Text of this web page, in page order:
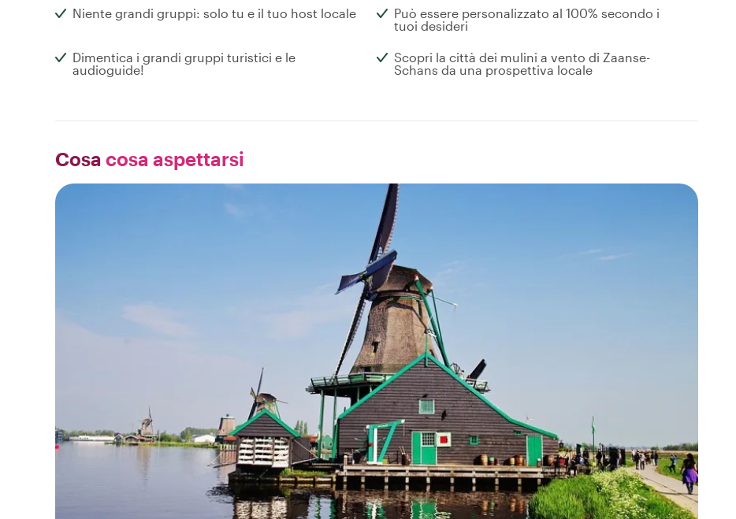
Niente grandi gruppi: solo tu e il tuo host locale
Può essere personalizzato al 100% secondo i
tuoi desideri
Dimentica i grandi gruppi turistici e le
audioguide!
Scopri la città dei mulini a vento di Zaanse-
Schans da una prospettiva locale
Cosa cosa aspettarsi